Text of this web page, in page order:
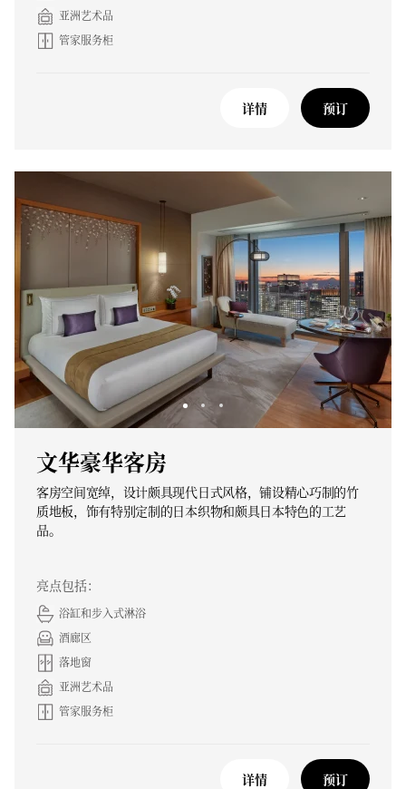
亚洲艺术品
管家服务柜
详情 预订
文华豪华客房
客房空间宽绰，设计颇具现代日式风格，铺设精心巧制的竹
质地板，饰有特别定制的日本织物和颇具日本特色的工艺
品。
亮点包括：
浴缸和步入式淋浴
酒廊区
落地窗
亚洲艺术品
管家服务柜
详情 预订